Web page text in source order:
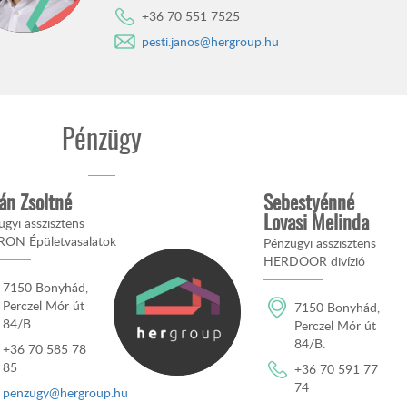
+36 70 551 7525
pesti.janos@hergroup.hu
Pénzügy
Zsoltné
asszisztens
Épületvasalatok
7150 Bonyhád,
Perczel Mór út
84/B.
+36 70 585 78
85
penzugy@hergroup.hu
Sebestyénné
Lovasi Melinda
Pénzügyi asszisztens
HERDOOR divízió
7150 Bonyhád,
Perczel Mór út
84/B.
+36 70 591 77
74